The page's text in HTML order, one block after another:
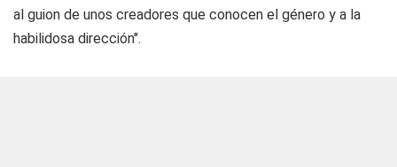
al guion de unos creadores que conocen el género y a la
habilidosa dirección".